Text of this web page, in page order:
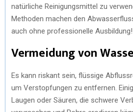
natürliche Reinigungsmittel zu
Methoden machen den
auch ohne professionelle Ausbildung!
Vermeidung von
Es kann riskant sein, flüssige
um Verstopfungen zu entfernen.
Laugen oder Säuren, die schwere